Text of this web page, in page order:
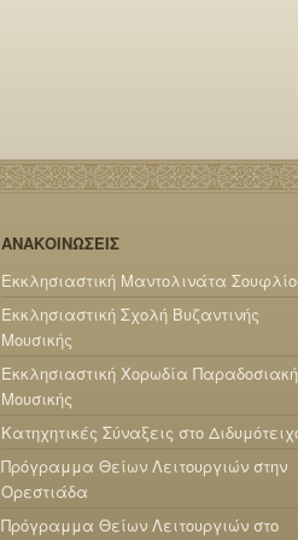
ΑΝΑΚΟΙΝΩΣΕΙΣ
Εκκλησιαστική Μαντολινάτα
Εκκλησιαστική Σχολή Βυζαντινής
Μουσικής
Εκκλησιαστική Χορωδία
Μουσικής
Κατηχητικές Σύναξεις στο
Πρόγραμμα Θείων Λειτουργιών στην
Ορεστιάδα
Πρόγραμμα Θείων Λειτουργιών στο